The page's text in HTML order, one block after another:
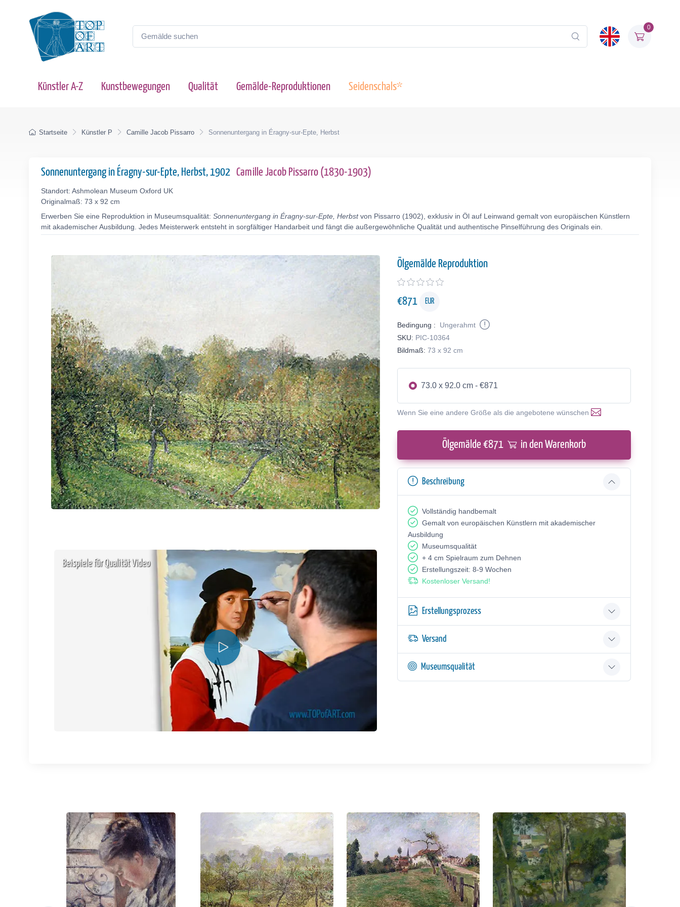
0
Künstler A-Z Kunstbewegungen Qualität Gemälde-Reproduktionen Seidenschals*
Startseite Künstler P Camille Jacob Pissarro Sonnenuntergang in Éragny-sur-Epte, Herbst
Sonnenuntergang in Éragny-sur-Epte, Herbst, 1902 Camille Jacob Pissarro (1830-1903)
Standort: Ashmolean Museum Oxford UK
Originalmaß: 73 x 92 cm
Erwerben Sie eine Reproduktion in Museumsqualität: Sonnenuntergang in Éragny-sur-Epte, Herbstvon Pissarro (1902), exklusiv in Öl auf Leinwand gemalt von europäischen Künstlern
mit akademischer Ausbildung. Jedes Meisterwerk entsteht in sorgfältiger Handarbeit und fängt die außergewöhnliche Qualität und authentische Pinselführung des Originals ein.
Beispiele für Qualität Video
Ölgemälde Reproduktion
€871 EUR
Bedingung :
Ungerahmt
SKU: PIC-10364
Bildmaß: 73 x 92 cm
73.0 x 92.0 cm - €871
Wenn Sie eine andere Größe als die angebotene wünschen
Ölgemälde €871 in den Warenkorb
Beschreibung
Vollständig handbemalt
Gemalt von europäischen Künstlern mit akademischer
Ausbildung
Museumsqualität
+ 4 cm Spielraum zum Dehnen
Erstellungszeit: 8-9 Wochen
Kostenloser Versand!
Erstellungsprozess
Versand
Museumsqualität